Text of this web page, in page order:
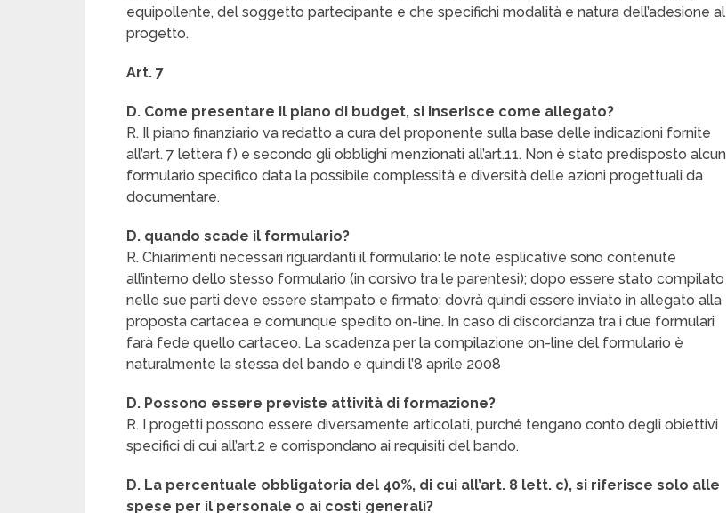
equipollente, del soggetto partecipante e che specifichi modalità e natura dell’adesione al
progetto.
Art. 7
D. Come presentare il piano di budget, si inserisce come allegato?
R. Il piano finanziario va redatto a cura del proponente sulla base delle indicazioni fornite
all’art. 7 lettera f) e secondo gli obblighi menzionati all’art.11. Non è stato predisposto alcun
formulario specifico data la possibile complessità e diversità delle azioni progettuali da
documentare.
D. quando scade il formulario?
R. Chiarimenti necessari riguardanti il formulario: le note esplicative sono contenute
all’interno dello stesso formulario (in corsivo tra le parentesi); dopo essere stato compilato
nelle sue parti deve essere stampato e firmato; dovrà quindi essere inviato in allegato alla
proposta cartacea e comunque spedito on-line. In caso di discordanza tra i due formulari
farà fede quello cartaceo. La scadenza per la compilazione on-line del formulario è
naturalmente la stessa del bando e quindi l’8 aprile 2008
D. Possono essere previste attività di formazione?
R. I progetti possono essere diversamente articolati, purché tengano conto degli obiettivi
specifici di cui all’art.2 e corrispondano ai requisiti del bando.
D. La percentuale obbligatoria del 40%, di cui all’art. 8 lett. c), si riferisce solo alle
spese per il personale o ai costi generali?